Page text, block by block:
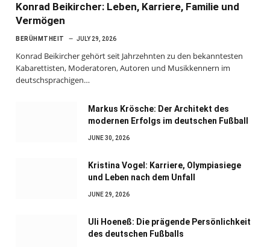
Konrad Beikircher: Leben, Karriere, Familie und
Vermögen
BERÜHMTHEIT JULY 29, 2026
Konrad Beikircher gehört seit Jahrzehnten zu den bekanntesten
Kabarettisten, Moderatoren, Autoren und Musikkennern im
deutschsprachigen…
Markus Krösche: Der Architekt des
modernen Erfolgs im deutschen Fußball
JUNE 30, 2026
Kristina Vogel: Karriere, Olympiasiege
und Leben nach dem Unfall
JUNE 29, 2026
Uli Hoeneß: Die prägende Persönlichkeit
des deutschen Fußballs